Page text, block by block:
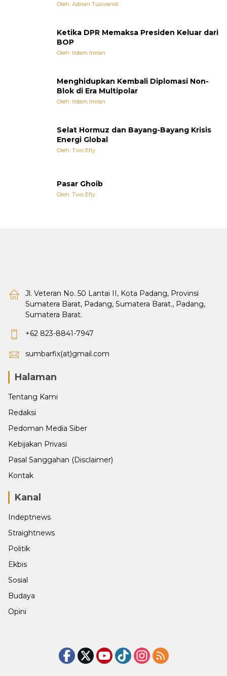
Oleh: Adrian Tuswandi
Ketika DPR Memaksa Presiden Keluar dari
BOP
Oleh: Irdam Imran
Menghidupkan Kembali Diplomasi Non-
Blok di Era Multipolar
Oleh: Irdam Imran
Selat Hormuz dan Bayang-Bayang Krisis
Energi Global
Oleh: Two Efly
Pasar Ghoib
Oleh: Two Efly
Jl. Veteran No. 50 Lantai II, Kota Padang, Provinsi
Sumatera Barat, Padang, Sumatera Barat., Padang,
Sumatera Barat.
+62 823-8841-7947
sumbarfix(at)gmail.com
Halaman
Tentang Kami
Redaksi
Pedoman Media Siber
Kebijakan Privasi
Pasal Sanggahan (Disclaimer)
Kontak
Kanal
Indeptnews
Straightnews
Politik
Ekbis
Sosial
Budaya
Opini